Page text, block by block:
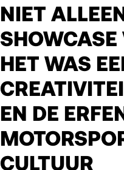
NIET
HET WAS
EN DE
CULTUUR